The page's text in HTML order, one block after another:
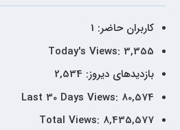
کاربران حاضر: 1
Today's Views: 3,355
بازدیدهای دیروز: 2,534
Last 30 Days Views: 80,574
Total Views: 8,435,577